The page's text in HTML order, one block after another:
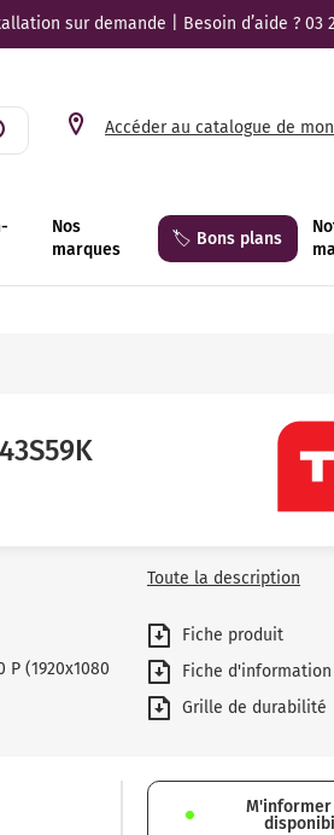
sur demande | Besoin d’aide ? 03
Accéder au catalogue de
Nos
marques
🏷️ Bons plans
P (1920x1080
Toute la description
Fiche produit
Fiche
Grille de durabilité
M'informer